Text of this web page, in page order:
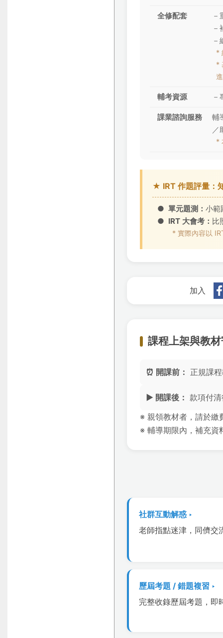
全修配套
－
－
－
*
*
輔考資源
課業諮詢服務
輔
／
*
★ IRT 作題評量：
● 單元題測： 小範
● IRT 大會考： 比
* 實際內容以
加入
課程上架與教
⏰ 開課前： 正規課
▶️ 開課後： 款項付
※ 親領教材者，請於
※ 輔導期限內，補充資
社群互動解惑 ‣
老師指點迷津，同儕交
歷屆考題 / 錯題複習 ‣
完整收錄歷屆考題，即